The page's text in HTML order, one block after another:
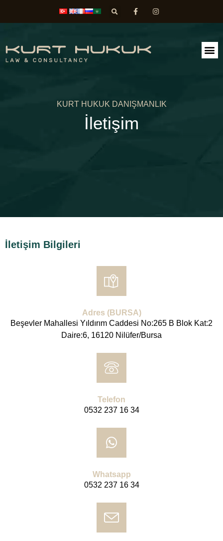
KURT HUKUK DANIŞMANLIK
İletişim
İletişim Bilgileri
Adres (BURSA)
Beşevler Mahallesi Yıldırım Caddesi No:265 B Blok Kat:2
Daire:6, 16120 Nilüfer/Bursa
Telefon
0532 237 16 34
Whatsapp
0532 237 16 34